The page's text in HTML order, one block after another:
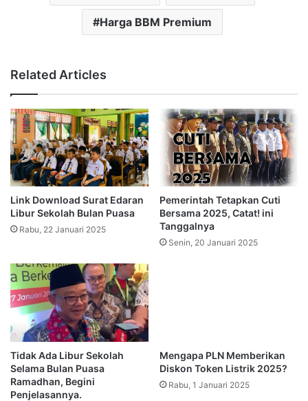
Harga BBM Premium
Related Articles
Link Download Surat Edaran
Libur Sekolah Bulan Puasa
Rabu, 22 Januari 2025
Pemerintah Tetapkan Cuti
Bersama 2025, Catat! ini
Tanggalnya
Senin, 20 Januari 2025
Tidak Ada Libur Sekolah
Selama Bulan Puasa
Ramadhan, Begini
Penjelasannya.